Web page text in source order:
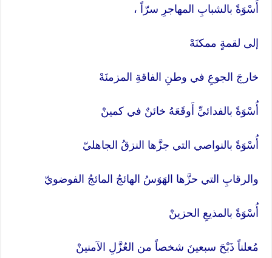
أُسْوَةً بالشبابِ المهاجرِ سرّاً ،
إلى لقمةٍ ممكنَهْ
خارجَ الجوعِ في وطنِ الفاقةِ المزمنَهْ
أُسْوَةً بالفدائيِّ أَوقَعَهُ خائنٌ في كمينْ
أُسْوَةً بالنواصي التي جزَّها النزقُ الجاهليّ
والرقابِ التي حزَّها الهَوَسُ الهائجُ المائجُ الفوضويّ
أُسْوَةً بالمذيعِ الحزينْ
مُعلناً ذَبْحَ سبعينَ شخصاً من العُزَّلِ الآمنينْ